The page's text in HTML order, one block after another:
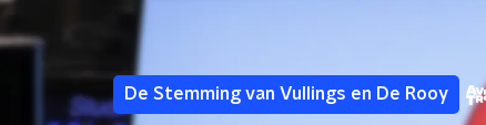
De Stemming van Vullings en De Rooy